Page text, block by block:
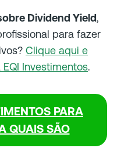
Dividend Yield,
para fazer
Clique aqui e
Investimentos.
PARA
QUAIS SÃO